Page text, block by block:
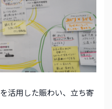
活用した賑わい、立ち寄